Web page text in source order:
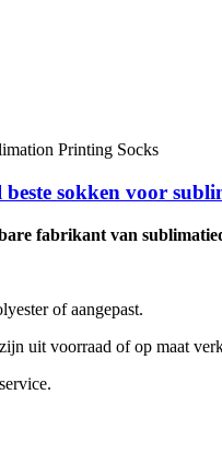
beste sokken voor
fabrikant van
of aangepast.
uit voorraad of op maat